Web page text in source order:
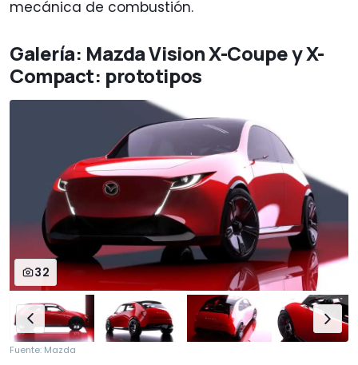
mecánica de combustión.
Galería: Mazda Vision X-Coupe y X-
Compact: prototipos
32
Fuente: Mazda